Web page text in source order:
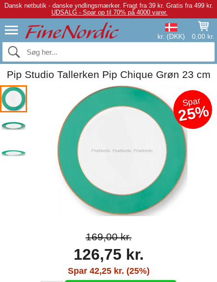
Dansk netbutik - danske yndlingsmærker. Fragt fra 39 kr. Gratis fra 499 kr.
UDSALG - Spar op til 70% på 4000 varer.
kr. (DKK) 0,00 kr.
Pip Studio Tallerken Pip Chique Grøn 23 cm
Spar
25%
169,00 kr.
126,75 kr.
Spar 42,25 kr. (25%)